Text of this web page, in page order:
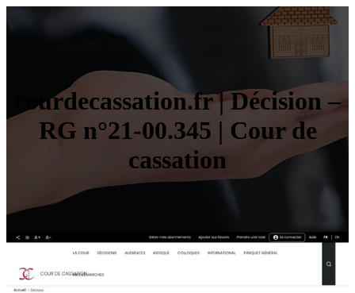
courdecassation.fr | Décision –
RG n°21-00.345 | Cour de
cassation